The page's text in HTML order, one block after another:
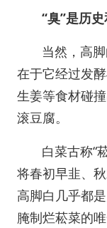
“臭”是历
当然，高
在于它经过发
生姜等食材碰
滚豆腐。
白菜古称“
将春初早韭、
高脚白几乎都
腌制烂菘菜的唯